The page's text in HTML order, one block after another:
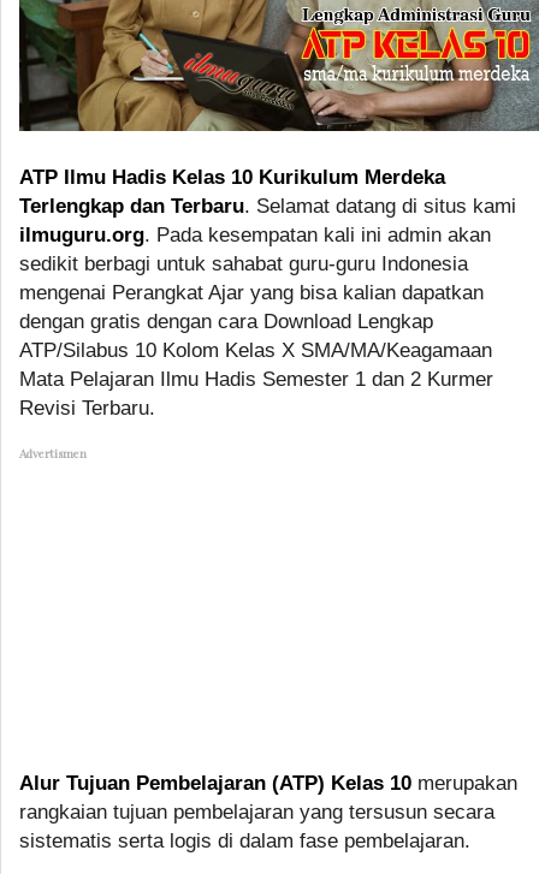
ATP Ilmu Hadis Kelas 10 Kurikulum Merdeka
Terlengkap dan Terbaru. Selamat datang di situs kami
ilmuguru.org. Pada kesempatan kali ini admin akan
sedikit berbagi untuk sahabat guru-guru Indonesia
mengenai Perangkat Ajar yang bisa kalian dapatkan
dengan gratis dengan cara Download Lengkap
ATP/Silabus 10 Kolom Kelas X SMA/MA/Keagamaan
Mata Pelajaran Ilmu Hadis Semester 1 dan 2 Kurmer
Revisi Terbaru.
Advertismen
Alur Tujuan Pembelajaran (ATP) Kelas 10 merupakan
rangkaian tujuan pembelajaran yang tersusun secara
sistematis serta logis di dalam fase pembelajaran.